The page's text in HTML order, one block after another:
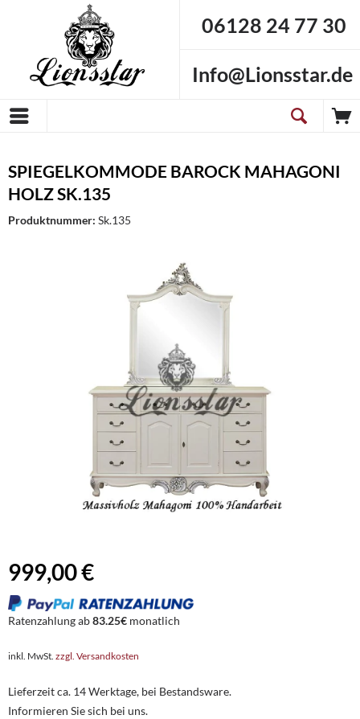
06128 24 77 30
Info@Lionsstar.de
SPIEGELKOMMODE BAROCK MAHAGONI
HOLZ SK.135
Produktnummer: Sk.135
999,00 €
Ratenzahlung ab83.25€ monatlich
inkl. MwSt. zzgl. Versandkosten
Lieferzeit ca. 14 Werktage, bei Bestandsware.
Informieren Sie sich bei uns.